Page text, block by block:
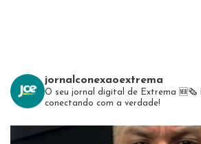
jornalconexaoextrema
O seu jornal digital de Extrema 🆕️🗞
conectando com a verdade!